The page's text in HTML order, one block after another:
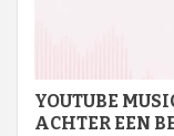
YOUTUBE
ACHTER EEN